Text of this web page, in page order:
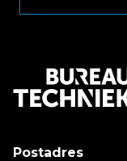
Postadres